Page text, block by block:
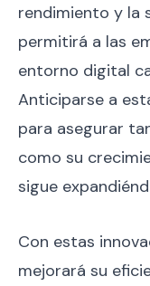
rendimiento y la
permitirá a las
entorno digital
Anticiparse a
para asegurar
como su
sigue
Con estas
mejorará su